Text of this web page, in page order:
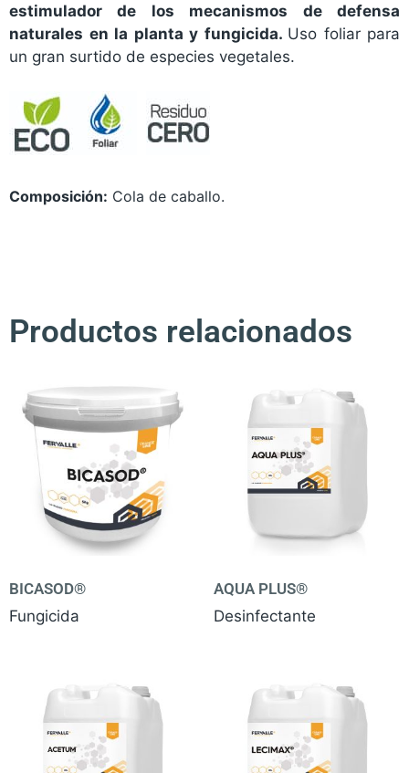
estimulador de los mecanismos de defensa
naturales en la planta y fungicida. Uso foliar para
un gran surtido de especies vegetales.
Composición: Cola de caballo.
Productos relacionados
BICASOD®
Fungicida
AQUA PLUS®
Desinfectante